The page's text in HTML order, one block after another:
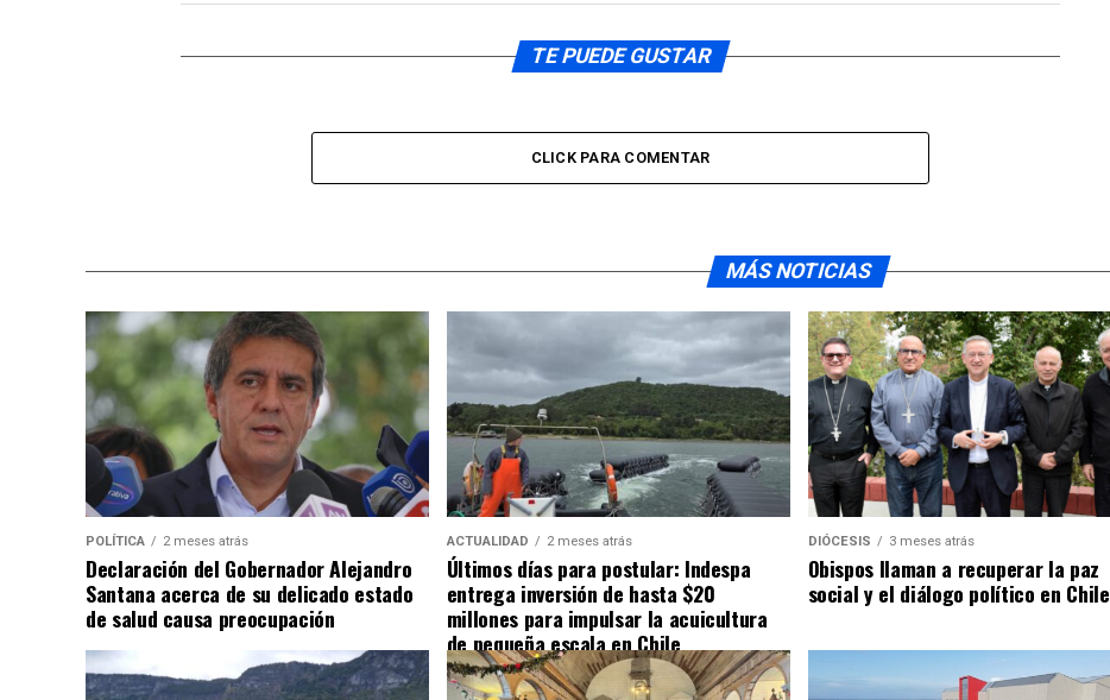
TE PUEDE GUSTAR
CLICK PARA COMENTAR
MÁS NOTICIAS
POLÍTICA 2 meses atrás
Declaración del Gobernador Alejandro
Santana acerca de su delicado estado
de salud causa preocupación
ACTUALIDAD 2 meses atrás
Últimos días para postular: Indespa
entrega inversión de hasta $20
millones para impulsar la acuicultura
de pequeña escala en Chile
DIÓCESIS 3 meses atrás
Obispos llaman a recuperar la paz
social y el diálogo político en Chile